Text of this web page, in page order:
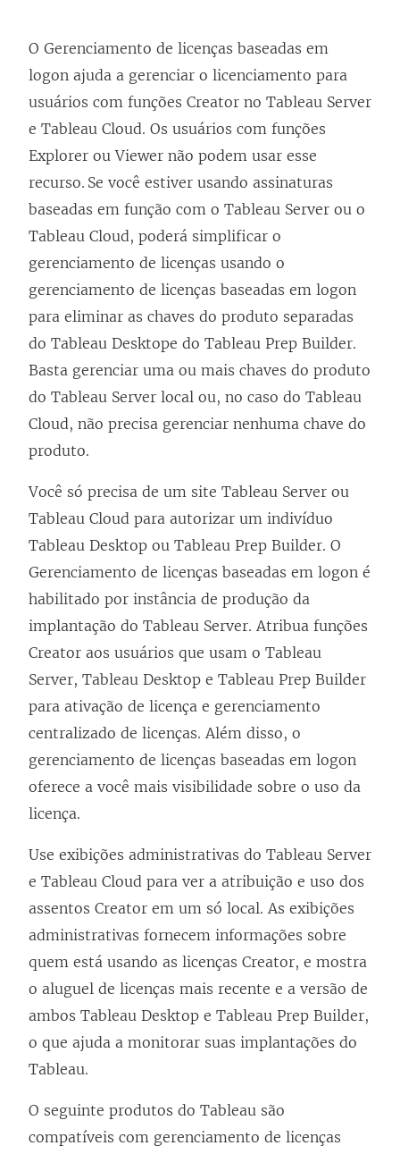
O Gerenciamento de licenças baseadas em
logon ajuda a gerenciar o licenciamento para
usuários com funções Creator no Tableau Server
e Tableau Cloud. Os usuários com funções
Explorer ou Viewer não podem usar esse
recurso. Se você estiver usando assinaturas
baseadas em função com o Tableau Server ou o
Tableau Cloud, poderá simplificar o
gerenciamento de licenças usando o
gerenciamento de licenças baseadas em logon
para eliminar as chaves do produto separadas
do Tableau Desktope do Tableau Prep Builder.
Basta gerenciar uma ou mais chaves do produto
do Tableau Server local ou, no caso do Tableau
Cloud, não precisa gerenciar nenhuma chave do
produto.
Você só precisa de um site Tableau Server ou
Tableau Cloud para autorizar um indivíduo
Tableau Desktop ou Tableau Prep Builder. O
Gerenciamento de licenças baseadas em logon é
habilitado por instância de produção da
implantação do Tableau Server. Atribua funções
Creator aos usuários que usam o Tableau
Server, Tableau Desktop e Tableau Prep Builder
para ativação de licença e gerenciamento
centralizado de licenças. Além disso, o
gerenciamento de licenças baseadas em logon
oferece a você mais visibilidade sobre o uso da
licença.
Use exibições administrativas do Tableau Server
e Tableau Cloud para ver a atribuição e uso dos
assentos Creator em um só local. As exibições
administrativas fornecem informações sobre
quem está usando as licenças Creator, e mostra
o aluguel de licenças mais recente e a versão de
ambos Tableau Desktop e Tableau Prep Builder,
o que ajuda a monitorar suas implantações do
Tableau.
O seguinte produtos do Tableau são
compatíveis com gerenciamento de licenças